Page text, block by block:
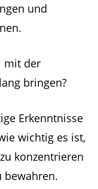
und
mit der
bringen?
Erkenntnisse
wichtig es ist,
konzentrieren
bewahren.